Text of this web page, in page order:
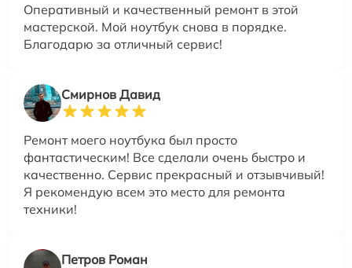
Оперативный и качественный ремонт в этой
мастерской. Мой ноутбук снова в порядке.
Благодарю за отличный сервис!
Смирнов Давид
Ремонт моего ноутбука был просто
фантастическим! Все сделали очень быстро и
качественно. Сервис прекрасный и отзывчивый!
Я рекомендую всем это место для ремонта
техники!
Петров Роман